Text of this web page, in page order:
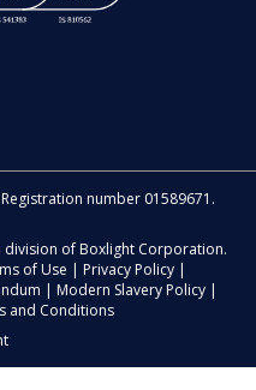
number 01589671.
division of Boxlight Corporation.
of Use Privacy Policy
Modern Slavery Policy
and Conditions